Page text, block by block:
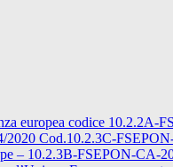
europea codice 10.2.2A-
2020 Cod.10.2.3C-
– 10.2.3B-FSEPON-CA-